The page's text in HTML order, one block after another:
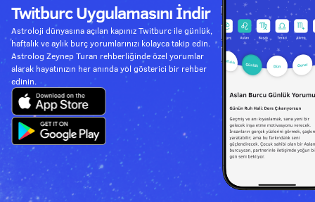
Twitburc Uygulamasını İndir
Astroloji dünyasına açılan kapınız Twitburc ile günlük,
haftalık ve aylık burç yorumlarınızı kolayca takip edin.
Astrolog Zeynep Turan rehberliğinde özel yorumlar
alarak hayatınızın her anında yol gösterici bir rehber
edinin.